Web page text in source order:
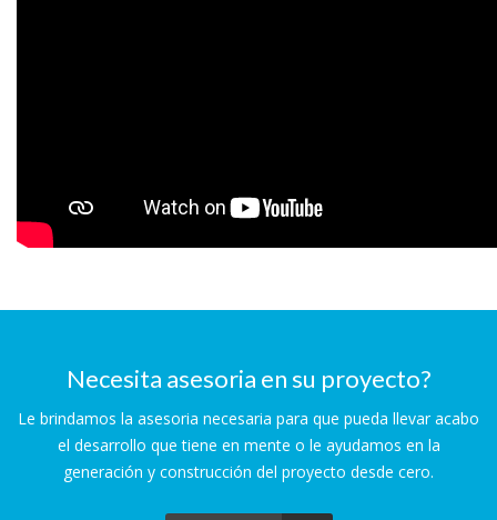
Necesita asesoria en su proyecto?
Le brindamos la asesoria necesaria para que pueda llevar acabo
el desarrollo que tiene en mente o le ayudamos en la
generación y construcción del proyecto desde cero.